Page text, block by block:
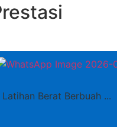
Latihan Berat Berbuah ...